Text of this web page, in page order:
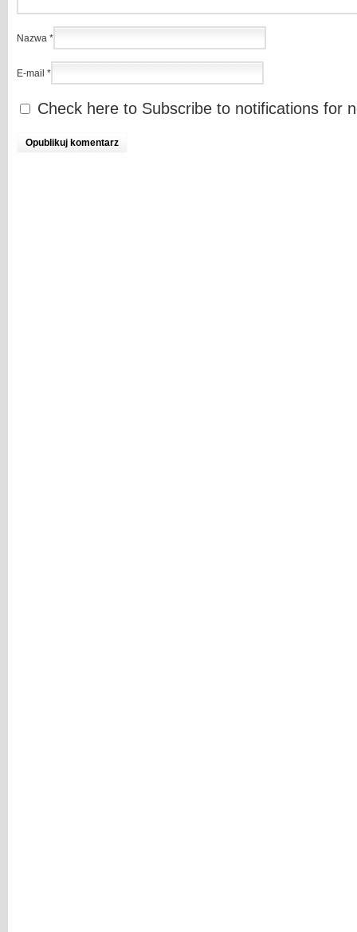
Nazwa *
E-mail *
Check here to Subscribe to notifications for